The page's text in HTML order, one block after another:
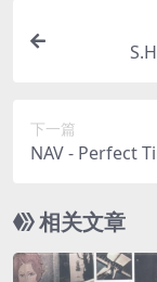
下一篇
NAV - Perfect
相关文章